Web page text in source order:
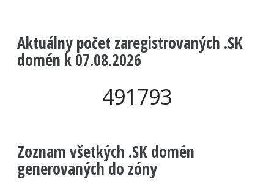
Aktuálny počet zaregistrovaných .SK
domén k 07.08.2026
491793
Zoznam všetkých .SK domén
generovaných do zóny